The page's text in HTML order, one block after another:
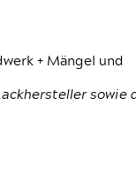
+ Mängel und
sowie